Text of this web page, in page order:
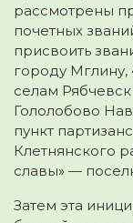
рассмотрены
почетных
присвоить
городу Мглину,
селам
Гололобово
пункт
Клетнянского
славы» —
Затем эта